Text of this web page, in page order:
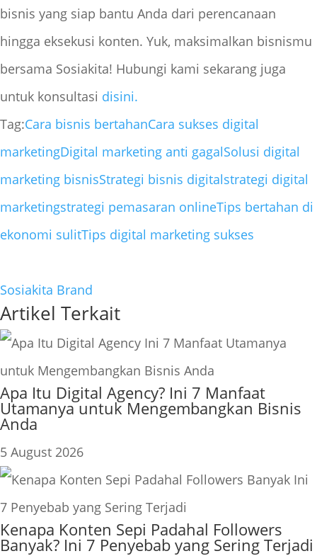
bisnis yang siap bantu Anda dari perencanaan
hingga eksekusi konten. Yuk, maksimalkan bisnismu
bersama Sosiakita! Hubungi kami sekarang juga
untuk konsultasi disini.
Tag:Cara bisnis bertahanCara sukses digital
marketingDigital marketing anti gagalSolusi digital
marketing bisnisStrategi bisnis digitalstrategi digital
marketingstrategi pemasaran onlineTips bertahan di
ekonomi sulitTips digital marketing sukses
Sosiakita Brand
Artikel Terkait
Apa Itu Digital Agency? Ini 7 Manfaat
Utamanya untuk Mengembangkan Bisnis
Anda
5 August 2026
Kenapa Konten Sepi Padahal Followers
Banyak? Ini 7 Penyebab yang Sering Terjadi